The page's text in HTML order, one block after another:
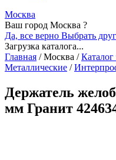
Москва
Ваш город Москва ?
Да, все верно Выбрать
Загрузка каталога...
Главная /Москва / Каталог
Металлические /
Держатель
мм Гранит